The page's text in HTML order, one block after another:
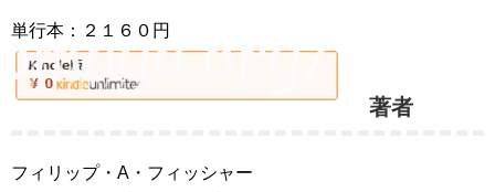
単行本：２１６０円
著者
フィリップ・A・フィッシャー